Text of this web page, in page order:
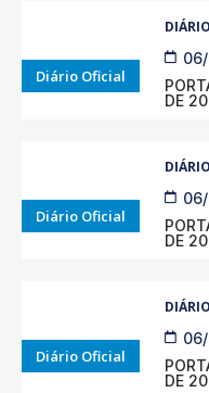
Diário Oficial
DE
Diário Oficial
DE
Diário Oficial
DE